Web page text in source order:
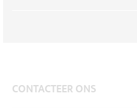
CONTACTEER ONS